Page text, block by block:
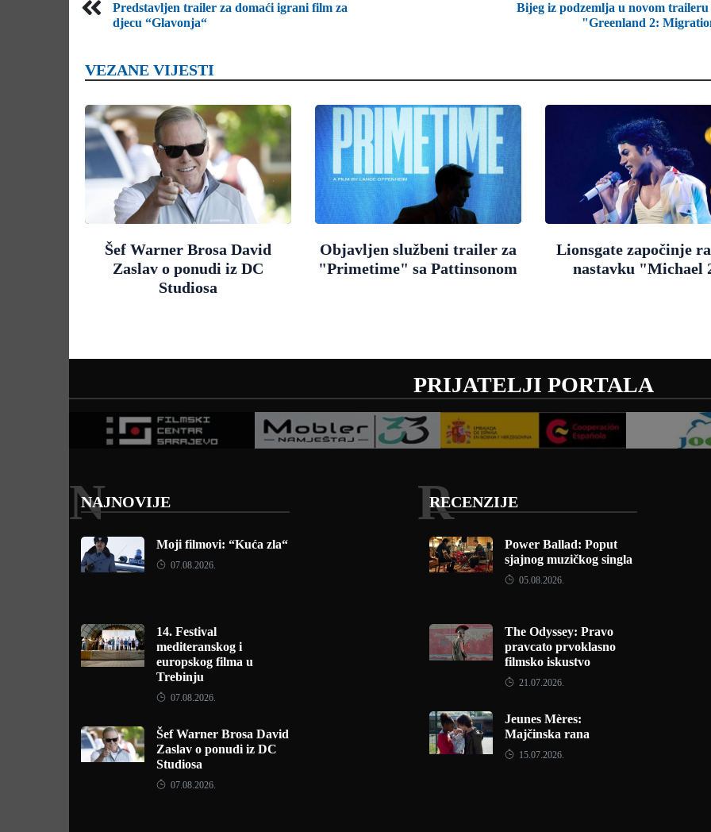
Predstavljen trailer za domaći igrani film za
djecu “Glavonja“
Bijeg iz podzemlja u novom traileru
"Greenland 2:
VEZANE VIJESTI
Šef Warner Brosa David
Zaslav o ponudi iz DC
Studiosa
Objavljen službeni trailer za
"Primetime" sa Pattinsonom
Lionsgate započinje
nastavku "Michael
PRIJATELJI PORTALA
NAJNOVIJE
N
Moji filmovi: “Kuća zla“
07.08.2026.
14. Festival
mediteranskog i
europskog filma u
Trebinju
07.08.2026.
Šef Warner Brosa David
Zaslav o ponudi iz DC
Studiosa
07.08.2026.
RECENZIJE
R
Power Ballad: Poput
sjajnog muzičkog singla
05.08.2026.
The Odyssey: Pravo
pravcato prvoklasno
filmsko iskustvo
21.07.2026.
Jeunes Mères:
Majčinska rana
15.07.2026.